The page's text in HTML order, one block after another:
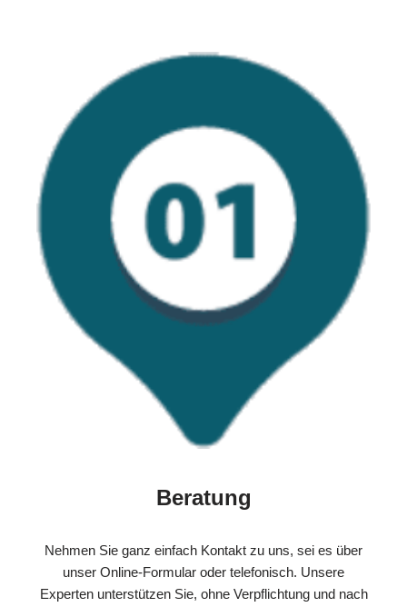
Beratung
Nehmen Sie ganz einfach Kontakt zu uns, sei es über
unser Online-Formular oder telefonisch. Unsere
Experten unterstützen Sie, ohne Verpflichtung und nach